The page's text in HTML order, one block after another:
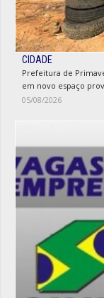
CIDADE
Prefeitura de
em novo espaço
05/08/2026